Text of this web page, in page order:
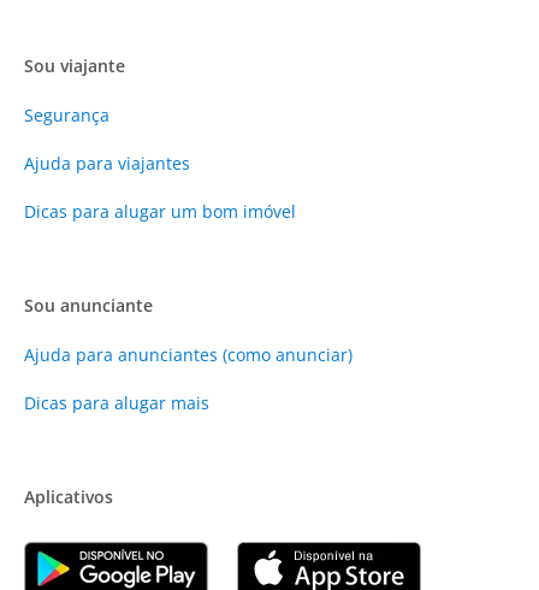
Sou viajante
Segurança
Ajuda para viajantes
Dicas para alugar um bom imóvel
Sou anunciante
Ajuda para anunciantes (como anunciar)
Dicas para alugar mais
Aplicativos